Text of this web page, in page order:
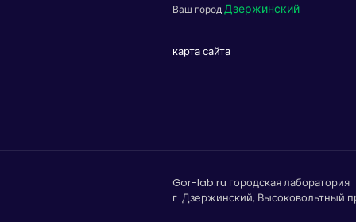
Ваш городДзержинский
карта сайта
Gor-lab.ru городская лаборатория
г. Дзержинский, Высоковольтный